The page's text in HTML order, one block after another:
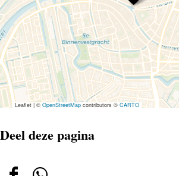
Leaflet|©OpenStreetMapcontributors ©CARTO
Deel deze pagina